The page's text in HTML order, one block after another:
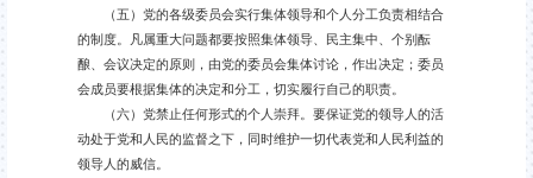
（五）党的各级委员会实行集体领导和个人分工负责相结合
的制度。凡属重大问题都要按照集体领导、民主集中、个别酝
酿、会议决定的原则，由党的委员会集体讨论，作出决定；委员
会成员要根据集体的决定和分工，切实履行自己的职责。
（六）党禁止任何形式的个人崇拜。要保证党的领导人的活
动处于党和人民的监督之下，同时维护一切代表党和人民利益的
领导人的威信。